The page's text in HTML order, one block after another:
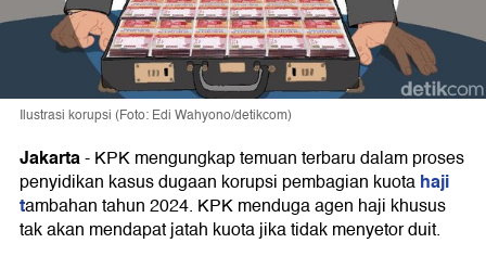
Ilustrasi korupsi (Foto: Edi Wahyono/detikcom)
Jakarta-KPK mengungkap temuan terbaru dalam proses
penyidikan kasus dugaan korupsi pembagian kuotahaji
tambahan tahun 2024. KPK menduga agen haji khusus
tak akan mendapat jatah kuota jika tidak menyetor duit.